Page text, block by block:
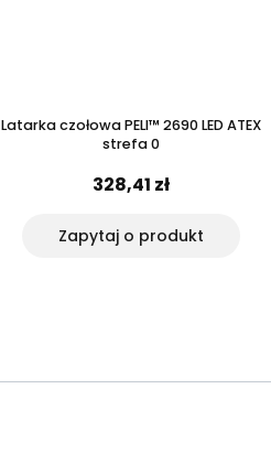
Latarka czołowa PELI™ 2690 LED ATEX
strefa 0
328,41 zł
Zapytaj o produkt